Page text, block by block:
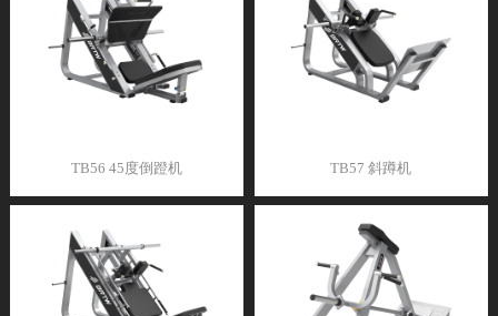
TB56 45度倒蹬机 TB57 斜蹲机